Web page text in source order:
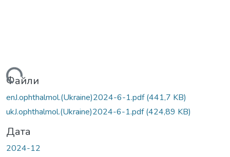
Файли
enJ.ophthalmol.(Ukraine)2024-6-1.pdf(441,7 KB)
ukJ.ophthalmol.(Ukraine)2024-6-1.pdf(424,89 KB)
Дата
2024-12